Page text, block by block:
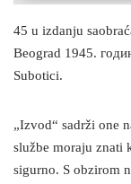
45 u izdanju
Beograd 1945.
Subotici.
„Izvod“ sadrži one
službe moraju znati
sigurno. S obzirom